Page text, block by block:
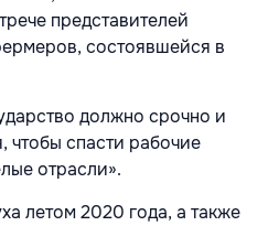
представителей
состоявшейся в
должно срочно и
чтобы спасти рабочие
отрасли».
летом 2020 года, а также